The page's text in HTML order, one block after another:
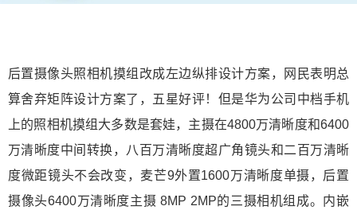
后置摄像头照相机摸组改成左边纵排设计方案，网民表明总
算舍弃矩阵设计方案了，五星好评！但是华为公司中档手机
上的照相机摸组大多数是套娃，主摄在4800万清晰度和6400
万清晰度中间转换，八百万清晰度超广角镜头和二百万清晰
度微距镜头不会改变，麦芒9外置1600万清晰度单摄，后置
摄像头6400万清晰度主摄 8MP 2MP的三摄相机组成。内嵌